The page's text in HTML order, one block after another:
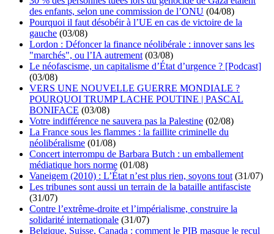
des enfants, selon une commission de l’ONU (04/08)
Pourquoi il faut désobéir à l’UE en cas de victoire de la
gauche (03/08)
Lordon : Défoncer la finance néolibérale : innover sans les
"marchés", ou l’IA autrement (03/08)
Le néofascisme, un capitalisme d’État d’urgence ? [Podcast]
(03/08)
VERS UNE NOUVELLE GUERRE MONDIALE ?
POURQUOI TRUMP LACHE POUTINE | PASCAL
BONIFACE (03/08)
Votre indifférence ne sauvera pas la Palestine (02/08)
La France sous les flammes : la faillite criminelle du
néolibéralisme (01/08)
Concert interrompu de Barbara Butch : un emballement
médiatique hors norme (01/08)
Vaneigem (2010) : L’État n’est plus rien, soyons tout (31/07)
Les tribunes sont aussi un terrain de la bataille antifasciste
(31/07)
Contre l’extrême-droite et l’impérialisme, construire la
solidarité internationale (31/07)
Belgique, Suisse, Canada : comment le PIB masque le recul